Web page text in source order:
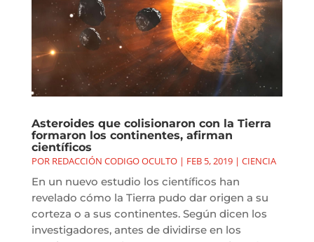
Asteroides que colisionaron con la Tierra
formaron los continentes, afirman
científicos
POR REDACCIÓN CODIGO OCULTO| FEB 5, 2019| CIENCIA
En un nuevo estudio los científicos han
revelado cómo la Tierra pudo dar origen a su
corteza o a sus continentes. Según dicen los
investigadores, antes de dividirse en los